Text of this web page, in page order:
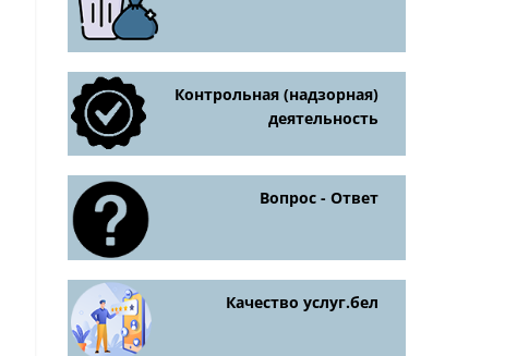
Контрольная (надзорная)
деятельность
Вопрос - Ответ
Качество услуг.бел